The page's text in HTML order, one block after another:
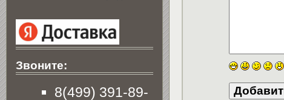
Звоните:
8(499) 391-89-